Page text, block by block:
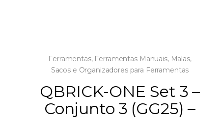
Ferramentas, Ferramentas Manuais, Malas,
Sacos e Organizadores para Ferramentas
QBRICK-ONE Set 3 –
Conjunto 3 (GG25) –